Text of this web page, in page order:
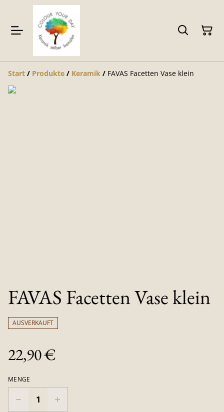
Start / Produkte / Keramik / FAVAS Facetten Vase klein
FAVAS Facetten Vase klein
AUSVERKAUFT
22,90 €
MENGE